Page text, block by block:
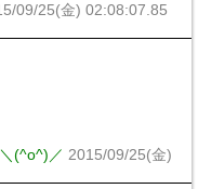
09/25(金) 02:08:07.85
(^o^)／ 2015/09/25(金)